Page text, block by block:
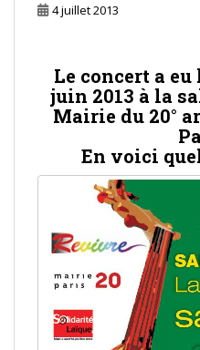
4 juillet 2013
Le concert a
juin 2013 à la
Mairie du 20°
En voici